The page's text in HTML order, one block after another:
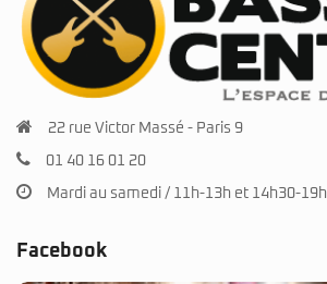
22 rue Victor Massé - Paris 9
01 40 16 01 20
Mardi au samedi / 11h-13h et 14h30-19h
Facebook